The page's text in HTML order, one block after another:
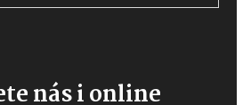
nás i online